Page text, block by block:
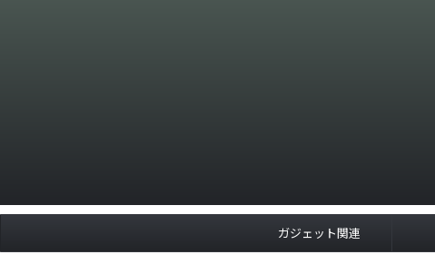
ガジェット関連